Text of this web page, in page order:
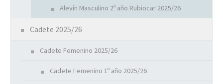
Alevín Masculino 2º año Rubiocar 2025/26
Cadete 2025/26
Cadete Femenino 2025/26
Cadete Femenino 1º año 2025/26